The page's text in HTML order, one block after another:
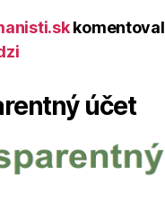
komentoval
účet